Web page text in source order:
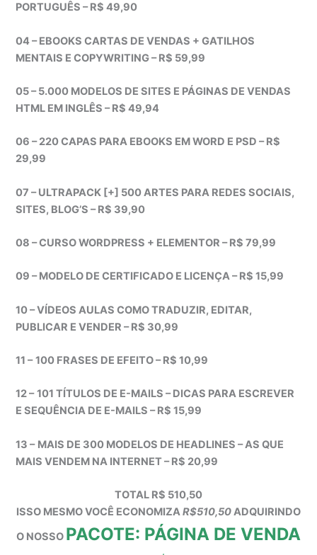
PORTUGUÊS – R$ 49,90
04 – EBOOKS CARTAS DE VENDAS + GATILHOS
MENTAIS E COPYWRITING – R$ 59,99
05 – 5.000 MODELOS DE SITES E PÁGINAS DE VENDAS
HTML EM INGLÊS – R$ 49,94
06 – 220 CAPAS PARA EBOOKS EM WORD E PSD – R$
29,99
07 – ULTRAPACK [+] 500 ARTES PARA REDES SOCIAIS,
SITES, BLOG’S – R$ 39,90
08 – CURSO WORDPRESS + ELEMENTOR – R$ 79,99
09 – MODELO DE CERTIFICADO E LICENÇA – R$ 15,99
10 – VÍDEOS AULAS COMO TRADUZIR, EDITAR,
PUBLICAR E VENDER – R$ 30,99
11 – 100 FRASES DE EFEITO – R$ 10,99
12 – 101 TÍTULOS DE E-MAILS – DICAS PARA ESCREVER
E SEQUÊNCIA DE E-MAILS – R$ 15,99
13 – MAIS DE 300 MODELOS DE HEADLINES – AS QUE
MAIS VENDEM NA INTERNET – R$ 20,99
TOTAL R$ 510,50
ISSO MESMO VOCÊ ECONOMIZAR$510,50ADQUIRINDO
O NOSSO PACOTE: PÁGINA DE VENDA